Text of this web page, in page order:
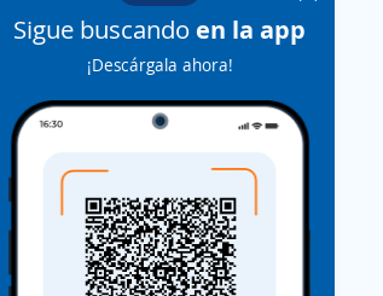
Sigue buscando en la app
¡Descárgala ahora!